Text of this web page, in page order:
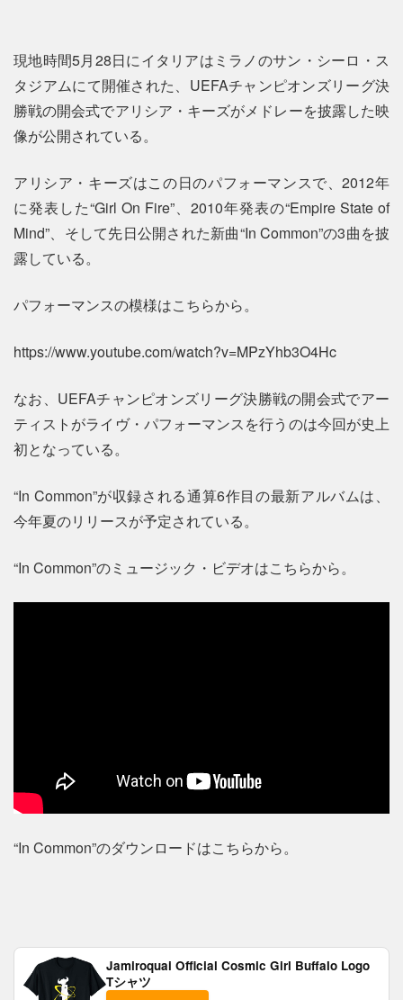
現地時間5月28日にイタリアはミラノのサン・シーロ・ス
タジアムにて開催された、UEFAチャンピオンズリーグ決
勝戦の開会式でアリシア・キーズがメドレーを披露した映
像が公開されている。
アリシア・キーズはこの日のパフォーマンスで、2012年
に発表した“Girl On Fire”、2010年発表の“Empire State of
Mind”、そして先日公開された新曲“In Common”の3曲を披
露している。
パフォーマンスの模様はこちらから。
https://www.youtube.com/watch?v=MPzYhb3O4Hc
なお、UEFAチャンピオンズリーグ決勝戦の開会式でアー
ティストがライヴ・パフォーマンスを行うのは今回が史上
初となっている。
“In Common”が収録される通算6作目の最新アルバムは、
今年夏のリリースが予定されている。
“In Common”のミュージック・ビデオはこちらから。
“In Common”のダウンロードはこちらから。
Jamiroquai Official Cosmic Girl Buffalo Logo
Tシャツ